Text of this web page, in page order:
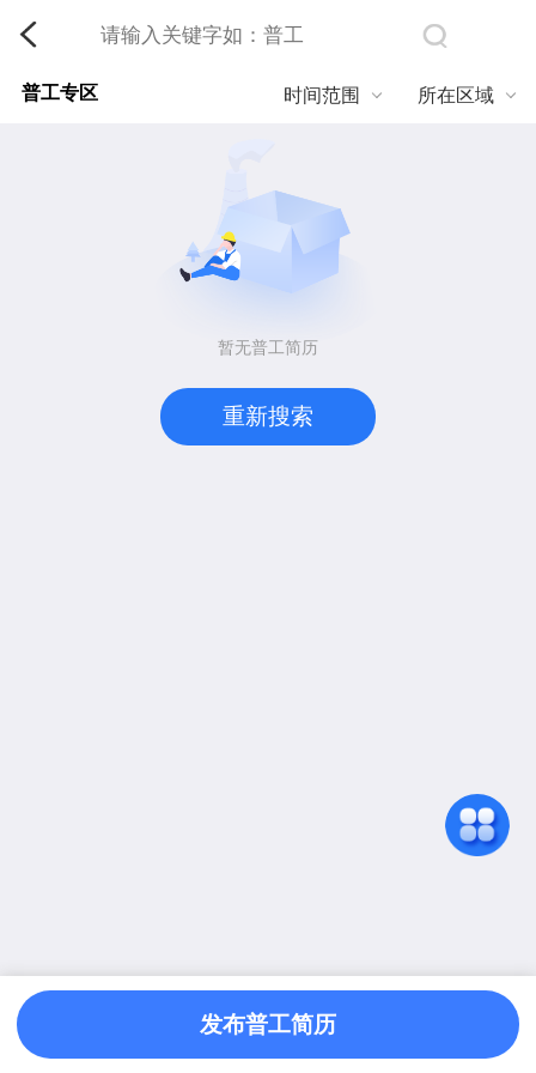
普工专区 所在区域
时间范围
暂无普工简历
重新搜索
发布普工简历